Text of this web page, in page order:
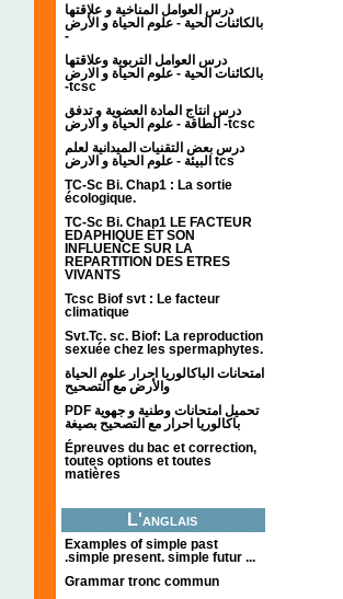
درس العوامل المناخية و علاقتها
بالكائنات الحية - علوم الحياة و الأرض
-
درس العوامل التربوية وعلاقتها
بالكائنات الحية - علوم الحياة و الارض
-tcsc
درس انتاج المادة العضوية و تدفق
الطاقة - علوم الحياة و الارض -tcsc
درس بعض التقنيات الميدانية لعلم
البيئة - علوم الحياة و الارض tcs
TC-Sc Bi. Chap1 : La sortie
écologique.
TC-Sc Bi. Chap1 LE FACTEUR
EDAPHIQUE ET SON
INFLUENCE SUR LA
REPARTITION DES ETRES
VIVANTS
Tcsc Biof svt : Le facteur
climatique
Svt.Tc. sc. Biof: La reproduction
sexuée chez les spermaphytes.
امتحانات الباكالوريا احرار علوم الحياة
والأرض مع التصحيح
PDF تحميل امتحانات وطنية و جهوية
باكالوريا احرار مع التصحيح بصيغة
Épreuves du bac et correction,
toutes options et toutes
matières
L'anglais
Examples of simple past
.simple present. simple futur ...
Grammar tronc commun